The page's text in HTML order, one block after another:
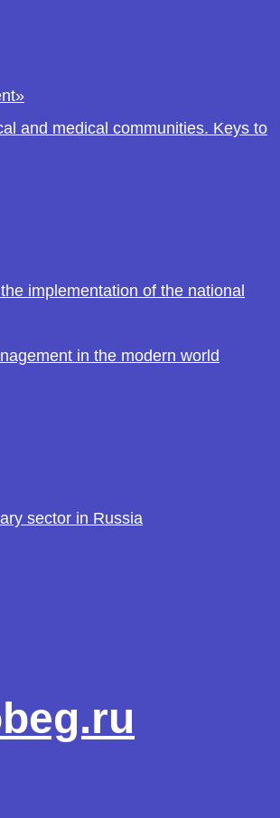
and medical communities. Keys to
implementation of the national
in the modern world
sector in Russia